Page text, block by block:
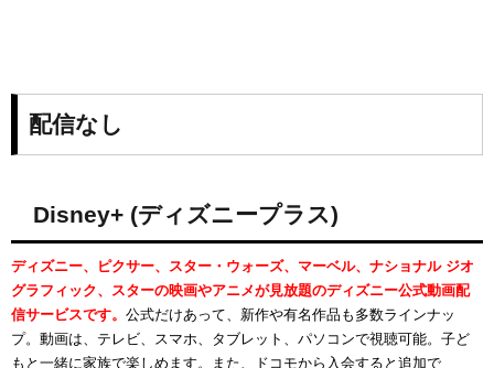
配信なし
Disney+ (ディズニープラス)
ディズニー、ピクサー、スター・ウォーズ、マーベル、ナショナル ジオ
グラフィック、スターの映画やアニメが見放題のディズニー公式動画配
信サービスです。 公式だけあって、新作や有名作品も多数ラインナッ
プ。動画は、テレビ、スマホ、タブレット、パソコンで視聴可能。子ど
もと一緒に家族で楽しめます。また、ドコモから入会すると追加で